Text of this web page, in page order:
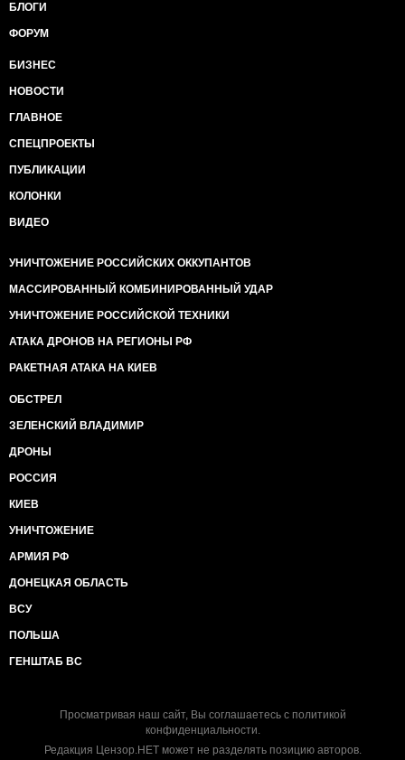
БЛОГИ
ФОРУМ
БИЗНЕС
НОВОСТИ
ГЛАВНОЕ
СПЕЦПРОЕКТЫ
ПУБЛИКАЦИИ
КОЛОНКИ
ВИДЕО
УНИЧТОЖЕНИЕ РОССИЙСКИХ ОККУПАНТОВ
МАССИРОВАННЫЙ КОМБИНИРОВАННЫЙ УДАР
УНИЧТОЖЕНИЕ РОССИЙСКОЙ ТЕХНИКИ
АТАКА ДРОНОВ НА РЕГИОНЫ РФ
РАКЕТНАЯ АТАКА НА КИЕВ
ОБСТРЕЛ
ЗЕЛЕНСКИЙ ВЛАДИМИР
ДРОНЫ
РОССИЯ
КИЕВ
УНИЧТОЖЕНИЕ
АРМИЯ РФ
ДОНЕЦКАЯ ОБЛАСТЬ
ВСУ
ПОЛЬША
ГЕНШТАБ ВС
Просматривая наш сайт, Вы соглашаетесь с политикой
конфиденциальности.
Редакция Цензор.НЕТ может не разделять позицию авторов.